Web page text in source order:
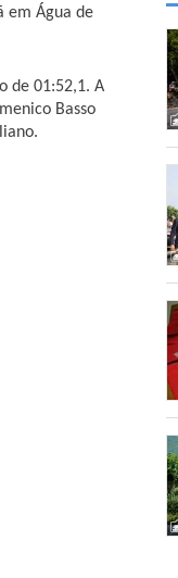
em Água de
de 01:52,1. A
Basso